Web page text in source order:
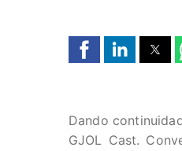
Dando
GJOL Cast.